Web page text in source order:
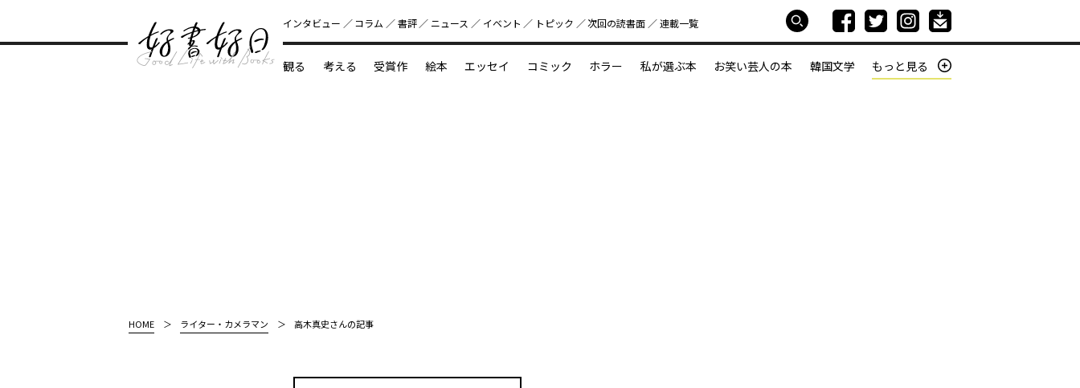
好書好日
インタビュー コラム 書評 ニュース イベント トピック 次回の読書⾯ 連載一覧
観る 考える 受賞作 絵本 エッセイ コミック ホラー 私が選ぶ本 お笑い芸人の本 韓国文学 もっと見る
HOME ライター・カメラマン 高木真史さんの記事